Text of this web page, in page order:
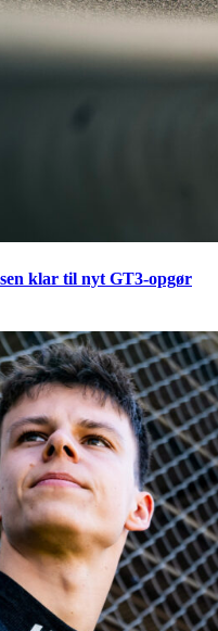
klar til nyt GT3-opgør